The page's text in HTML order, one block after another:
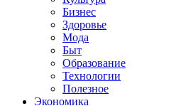
Бизнес
Здоровье
Мода
Быт
Образование
Технологии
Полезное
Экономика